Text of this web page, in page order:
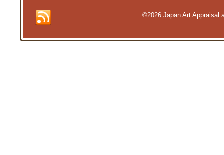
©2026 Japan Art Appraisal